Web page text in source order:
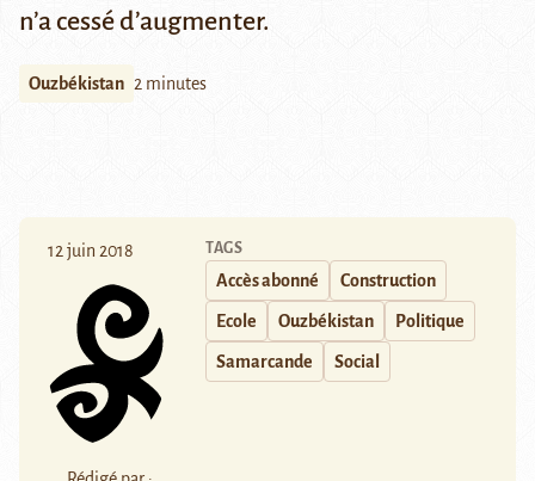
n’a cessé d’augmenter.
Ouzbékistan 2 minutes
12 juin 2018 TAGS
Accès abonné Construction
Ecole Ouzbékistan Politique
Samarcande Social